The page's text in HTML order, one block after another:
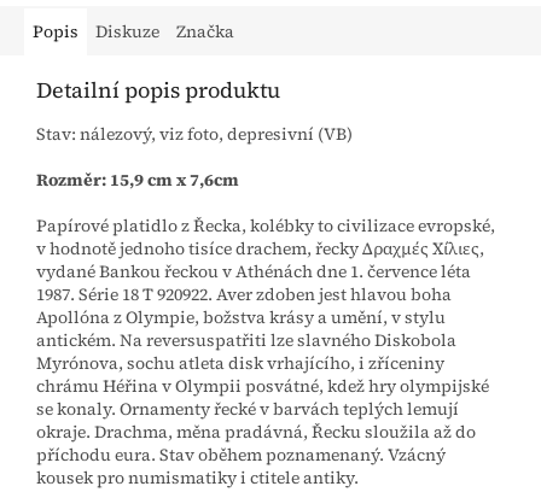
Popis Diskuze Značka
Detailní popis produktu
Stav: nálezový, viz foto, depresivní (VB)
Rozměr: 15,9 cm x 7,6cm
Papírové platidlo z Řecka, kolébky to civilizace evropské,
v hodnotě jednoho tisíce drachem, řecky Δραχμές Χίλιες,
vydané Bankou řeckou v Athénách dne 1. července léta
1987. Série 18 T 920922. Aver zdoben jest hlavou boha
Apollóna z Olympie, božstva krásy a umění, v stylu
antickém. Na reversuspatřiti lze slavného Diskobola
Myrónova, sochu atleta disk vrhajícího, i zříceniny
chrámu Héřina v Olympii posvátné, kdež hry olympijské
se konaly. Ornamenty řecké v barvách teplých lemují
okraje. Drachma, měna pradávná, Řecku sloužila až do
příchodu eura. Stav oběhem poznamenaný. Vzácný
kousek pro numismatiky i ctitele antiky.